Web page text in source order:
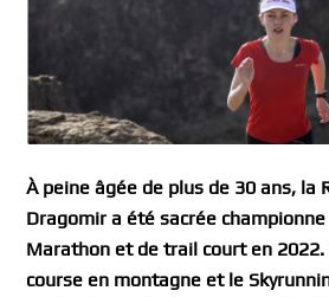
À peine âgée de plus de 30 ans, la
Dragomir a été sacrée
Marathon et de trail court en 2022.
course en montagne et le